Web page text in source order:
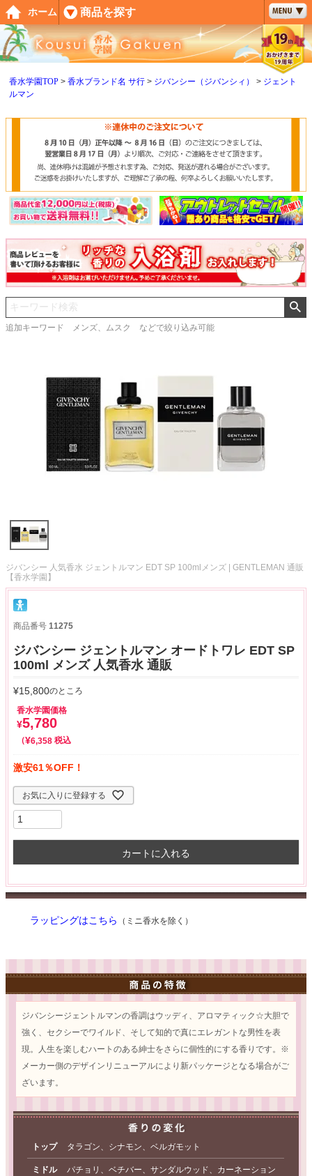
香水学園TOP 香水ブランド名 サ行 ジバンシー（ジバンシィ）
ジェント
ルマン
追加キーワード メンズ、ムスク などで絞り込み可能
ジバンシー 人気香水 ジェントルマン EDT SP 100mlメンズ | GENTLEMAN 通販
【香水学園】
商品番号 11275
ジバンシー ジェントルマン オードトワレ EDT SP
100ml メンズ 人気香水 通販
¥15,800のところ
香水学園価格
¥5,780
¥6,358 税込
激安61％OFF！
お気に入りに登録する
カートに入れる
ラッピングはこちら （ミニ香水を除く）
ジバンシージェントルマンの香調はウッディ、アロマティック☆大胆で
強く、セクシーでワイルド、そして知的で真にエレガントな男性を表
現。人生を楽しむハートのある紳士をさらに個性的にする香りです。※
メーカー側のデザインリニューアルにより新パッケージとなる場合がご
ざいます。
トップ タラゴン、シナモン、ベルガモット
ミドル パチョリ、ベチバー、サンダルウッド、カーネーション
ペー
ジト
ップ
へ
ホーム 商品を探す